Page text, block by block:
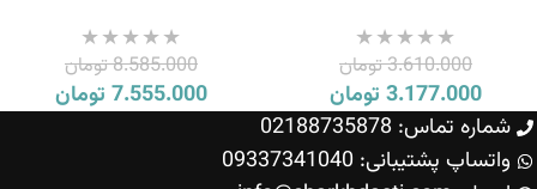
3.610.000تومان
3.177.000 تومان
8.585.000تومان
7.555.000 تومان
شماره تماس: 02188735878
واتساپ پشتیبانی: 09337341040